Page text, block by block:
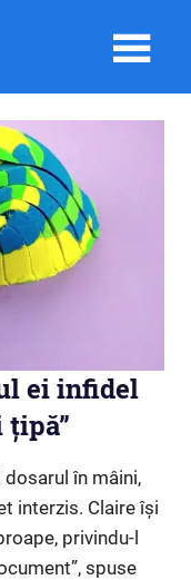
ei infidel
țipă”
în mâini,
interzis. Claire își
privindu-l
spuse